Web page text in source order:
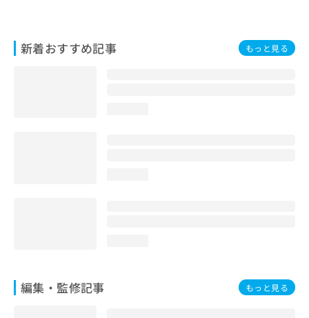
新着おすすめ記事 もっと見る
編集・監修記事 もっと見る
合